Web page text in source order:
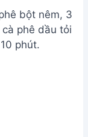
bột nêm, 3
phê dầu tỏi
phút.